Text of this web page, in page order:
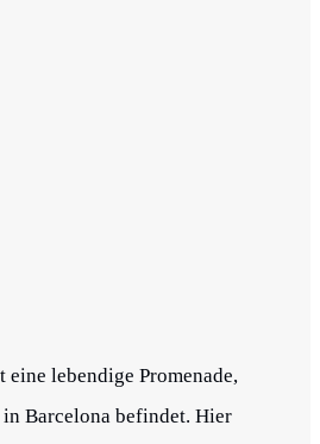
eine lebendige Promenade,
Barcelona befindet. Hier